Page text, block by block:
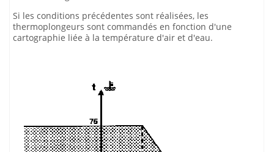
Si les conditions précédentes sont réalisées, les
thermoplongeurs sont commandés en fonction d'une
cartographie liée à la température d'air et d'eau.